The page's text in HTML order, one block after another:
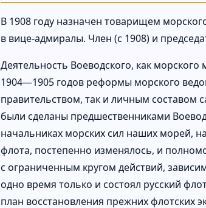
В 1908 году назначен товарищем
в вице-адмиралы. Член (с 1908) и
Деятельность Воеводского, как
1904—1905 годов реформы морского
правительством, так и личным составом
были сделаны предшественниками
начальниках морских сил наших морей,
флота, постепенно изменялось, и
с ограниченным кругом действий,
одно время только и состоял русский
план восстановления прежних флотских